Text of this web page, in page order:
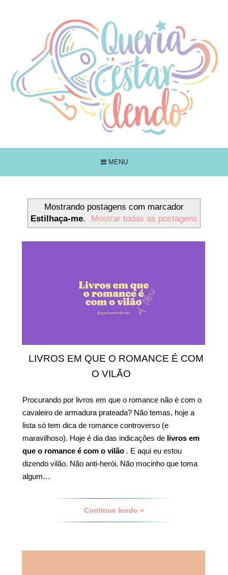
MENU
Mostrando postagens com marcador
Estilhaça-me. Mostrar todas as postagens
LIVROS EM QUE O ROMANCE É COM
O VILÃO
Procurando por livros em que o romance não é com o
cavaleiro de armadura prateada? Não temas, hoje a
lista só tem dica de romance controverso (e
maravilhoso). Hoje é dia das indicações de livros em
que o romance é com o vilão . E aqui eu estou
dizendo vilão. Não anti-herói. Não mocinho que toma
algum…
Continue lendo »